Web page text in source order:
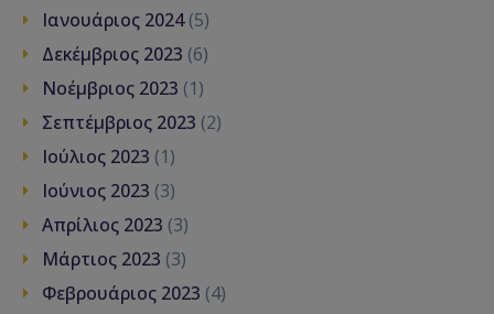
Ιανουάριος 2024(5)
Δεκέμβριος 2023 (6)
Νοέμβριος 2023 (1)
Σεπτέμβριος 2023 (2)
Ιούλιος 2023 (1)
Ιούνιος 2023 (3)
Απρίλιος 2023 (3)
Μάρτιος 2023 (3)
Φεβρουάριος 2023 (4)